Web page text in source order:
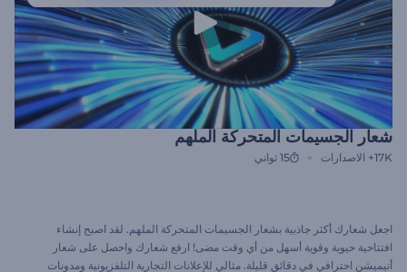
شعار الجسيمات المتحركة الملهم
17K+ الاصدارات 15 ثواني
اجعل شعارك أكثر جاذبية بشعار الجسيمات المتحركة الملهم. لقد اصبح إنشاء
افتتاحية حيوية وقوية أسهل من أي وقت مضى! ارفع شعارك واحصل على شعار
أنيميشن احترافي في دقائق قليلة. مثالي للإعلانات التجارية التلفزيونية ومدونات